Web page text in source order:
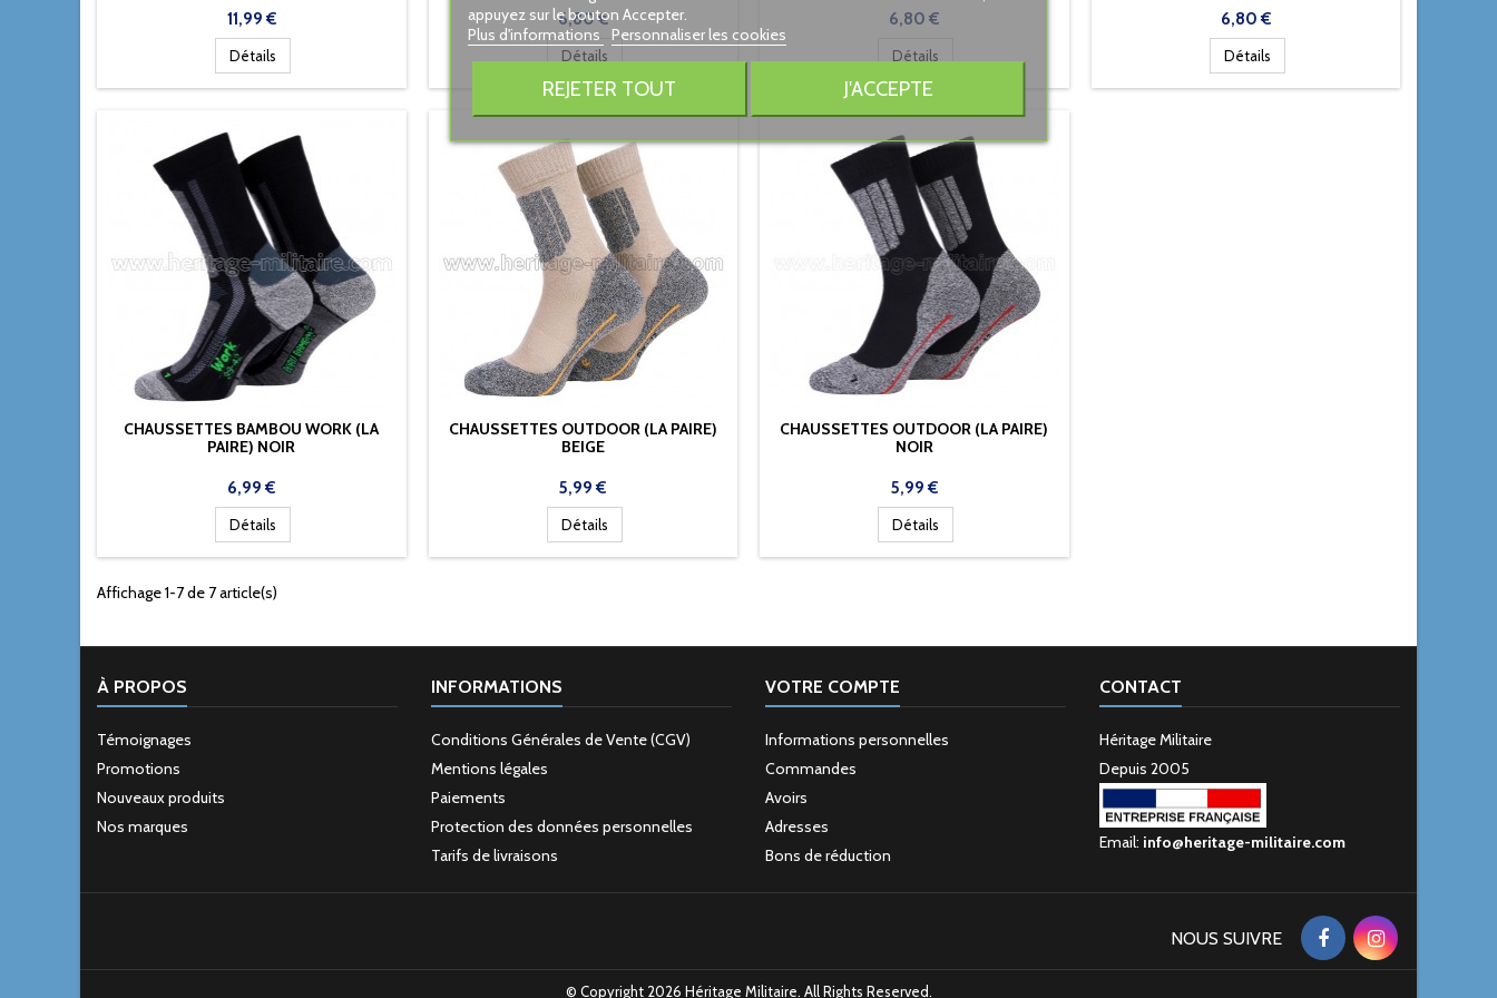
Prix
11,99 €
Détails
Prix
6,80 €
Détails
Prix
6,80 €
Détails
Prix
6,80 €
Détails
CHAUSSETTES BAMBOU WORK (LA
PAIRE) NOIR
Prix
6,99 €
Détails
CHAUSSETTES OUTDOOR (LA PAIRE)
BEIGE
Prix
5,99 €
Détails
CHAUSSETTES OUTDOOR (LA PAIRE)
NOIR
Prix
5,99 €
Détails
Affichage 1-7 de 7 article(s)
À PROPOS
Témoignages
Promotions
Nouveaux produits
Nos marques
INFORMATIONS
Conditions Générales de Vente (CGV)
Mentions légales
Paiements
Protection des données personnelles
Tarifs de livraisons
VOTRE COMPTE
Informations personnelles
Commandes
Avoirs
Adresses
Bons de réduction
CONTACT
Héritage Militaire
Depuis 2005
Email: info@heritage-militaire.com
appuyez sur le bouton Accepter.
Plus d'informations
Personnaliser les cookies
REJETER TOUT J'ACCEPTE
NOUS SUIVRE
© Copyright 2026 Héritage Militaire. All Rights Reserved.